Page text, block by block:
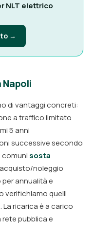
NLT elettrico
→
Napoli
di vantaggi concreti:
a traffico limitato
5 anni
successive secondo
comuni sosta
noleggio
per annualità e
verifichiamo quelli
ricarica è a carico
pubblica e